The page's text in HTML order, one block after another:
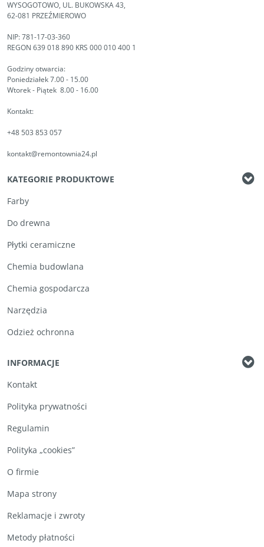
WYSOGOTOWO, UL. BUKOWSKA 43,
62-081 PRZEŹMIEROWO
NIP: 781-17-03-360
REGON 639 018 890 KRS 000 010 400 1
Godziny otwarcia:
Poniedziałek 7.00 - 15.00
Wtorek - Piątek 8.00 - 16.00
Kontakt:
+48 503 853 057
kontakt@remontownia24.pl
KATEGORIE PRODUKTOWE
Farby
Do drewna
Płytki ceramiczne
Chemia budowlana
Chemia gospodarcza
Narzędzia
Odzież ochronna
INFORMACJE
Kontakt
Polityka prywatności
Regulamin
Polityka „cookies”
O firmie
Mapa strony
Reklamacje i zwroty
Metody płatności